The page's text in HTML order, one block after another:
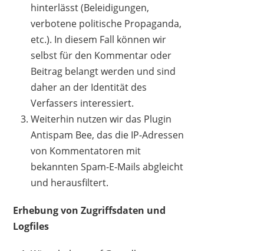
hinterlässt (Beleidigungen,
verbotene politische Propaganda,
etc.). In diesem Fall können wir
selbst für den Kommentar oder
Beitrag belangt werden und sind
daher an der Identität des
Verfassers interessiert.
Weiterhin nutzen wir das Plugin
Antispam Bee, das die IP-Adressen
von Kommentatoren mit
bekannten Spam-E-Mails abgleicht
und herausfiltert.
Erhebung von Zugriffsdaten und
Logfiles